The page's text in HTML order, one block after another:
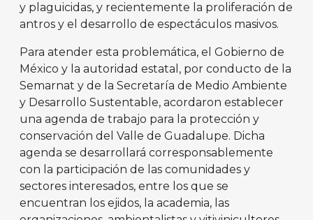
y plaguicidas, y recientemente la proliferación de
antros y el desarrollo de espectáculos masivos.
Para atender esta problemática, el Gobierno de
México y la autoridad estatal, por conducto de la
Semarnat y de la Secretaría de Medio Ambiente
y Desarrollo Sustentable, acordaron establecer
una agenda de trabajo para la protección y
conservación del Valle de Guadalupe. Dicha
agenda se desarrollará corresponsablemente
con la participación de las comunidades y
sectores interesados, entre los que se
encuentran los ejidos, la academia, las